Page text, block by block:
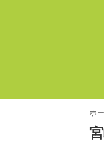
ホ